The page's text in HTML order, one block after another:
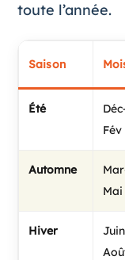
toute l’année.
Saison
Été
Fév
Automne
Mai
Hiver